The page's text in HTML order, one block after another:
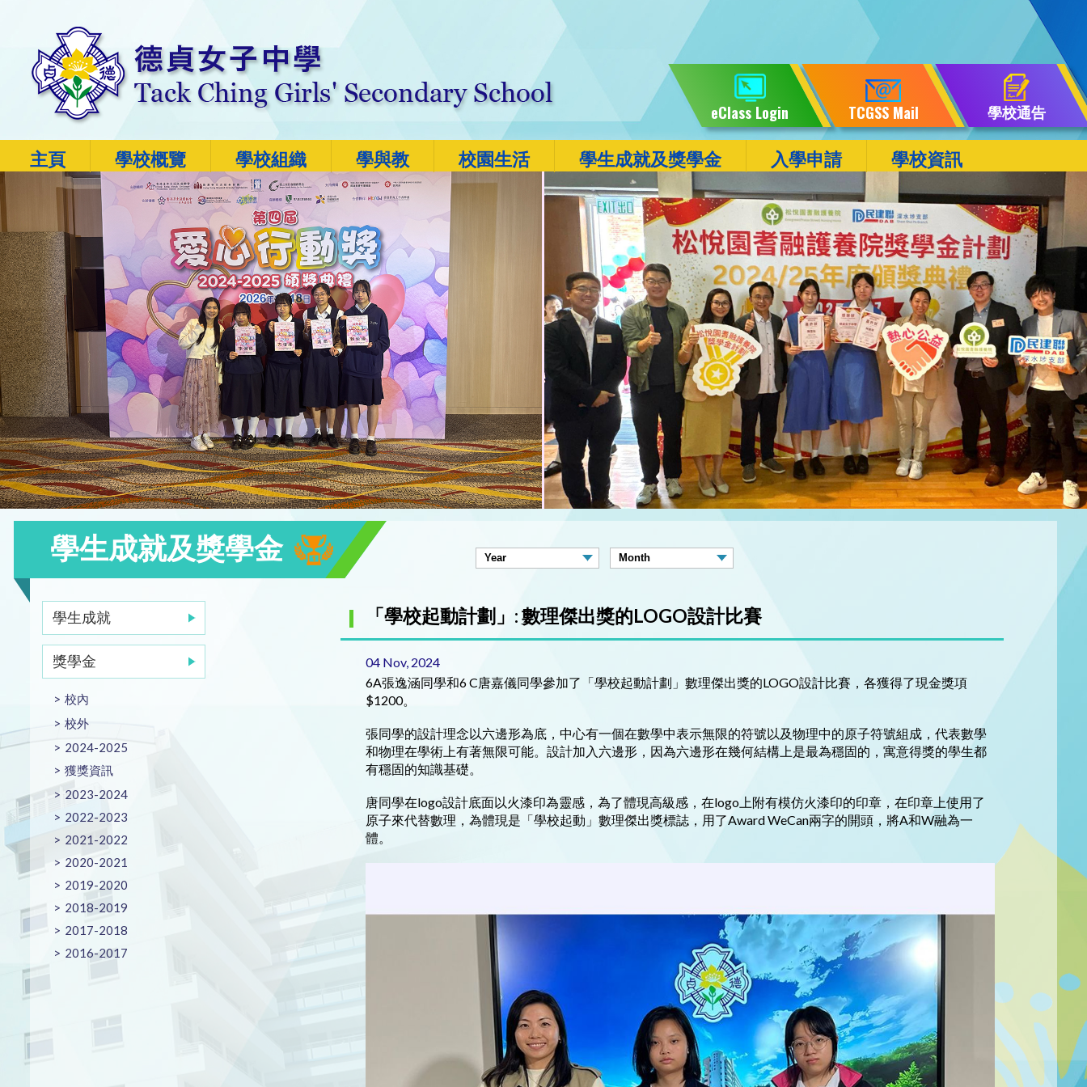
主頁 學校概覽 學校組織 學與教 校園生活 學生成就及獎學金 入學申請 學校資訊
eClass Login TCGSS Mail 學校通告
學生成就及獎學金
學生成就
獎學金
校內
校外
2024-2025
獲獎資訊
2023-2024
2022-2023
2021-2022
2020-2021
2019-2020
2018-2019
2017-2018
2016-2017
「學校起動計劃」: 數理傑出獎的LOGO設計比賽
04 Nov, 2024
6A張逸涵同學和6 C唐嘉儀同學參加了「學校起動計劃」數理傑出獎的LOGO設計比賽，各獲得了現金獎項
$1200。
張同學的設計理念以六邊形為底，中心有一個在數學中表示無限的符號以及物理中的原子符號組成，代表數學
和物理在學術上有著無限可能。設計加入六邊形，因為六邊形在幾何結構上是最為穩固的，寓意得獎的學生都
有穩固的知識基礎。
唐同學在logo設計底面以火漆印為靈感，為了體現高級感，在logo上附有模仿火漆印的印章，在印章上使用了
原子來代替數理，為體現是「學校起動」數理傑出獎標誌，用了Award WeCan兩字的開頭，將A和W融為一
體。